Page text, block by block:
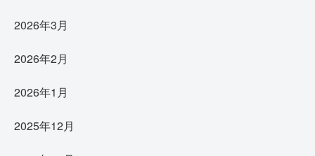
2026年3月
2026年2月
2026年1月
2025年12月